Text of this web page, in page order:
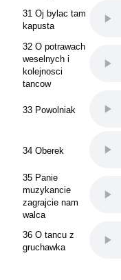
31 Oj bylac tam
kapusta
32 O potrawach
weselnych i
kolejnosci
tancow
33 Powolniak
34 Oberek
35 Panie
muzykancie
zagrajcie nam
walca
36 O tancu z
gruchawka